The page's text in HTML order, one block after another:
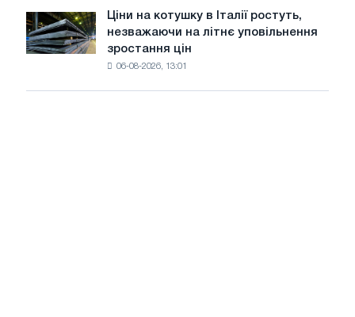
липні
з
максимуму
року
Ціни
на
котушку
Ціни на котушку в Італії ростуть,
незважаючи на літнє уповільнення
зростання цін
06-08-2026, 13:01